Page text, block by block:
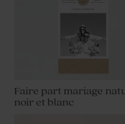
Faire part mariage
noir et blanc